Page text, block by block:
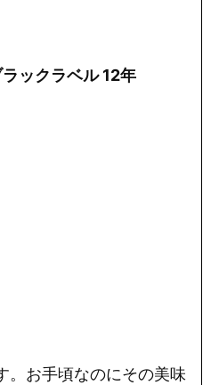
ックラベル 12年
。お手頃なのにその美味